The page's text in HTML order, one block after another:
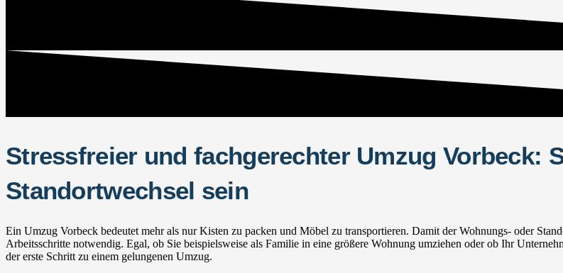
Stressfreier und fachgerechter Umzug Vorbeck:
Standortwechsel sein
Ein Umzug Vorbeck bedeutet mehr als nur Kisten zu packen und Möbel zu transportieren. Damit der Wohnungs- oder
Arbeitsschritte notwendig. Egal, ob Sie beispielsweise als Familie in eine größere Wohnung umziehen oder ob Ihr
der erste Schritt zu einem gelungenen Umzug.